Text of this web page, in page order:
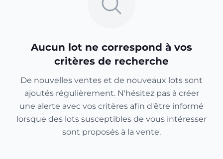
Aucun lot ne correspond à vos
critères de recherche
De nouvelles ventes et de nouveaux lots sont
ajoutés régulièrement. N'hésitez pas à créer
une alerte avec vos critères afin d'être informé
lorsque des lots susceptibles de vous intéresser
sont proposés à la vente.